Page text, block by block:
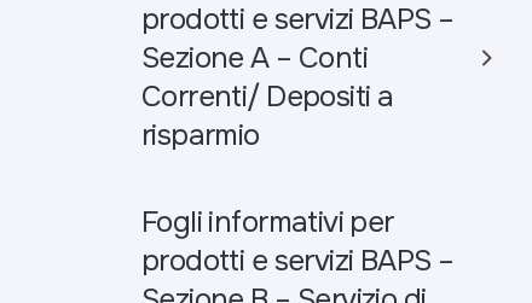
prodotti e servizi BAPS –
Sezione A – Conti
Correnti/ Depositi a
risparmio
Fogli informativi per
prodotti e servizi BAPS –